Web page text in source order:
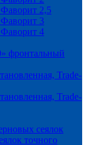
2,5
3
4
фронтальный
Trade-
Trade-
сеялок
точного